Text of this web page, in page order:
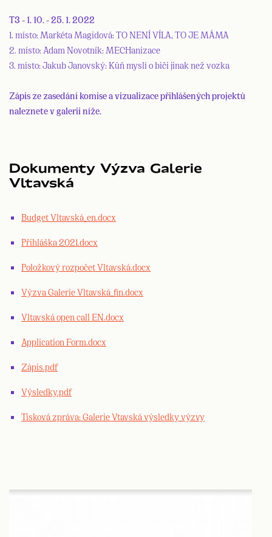
T3 - 1. 10. - 25. 1. 2022
1. místo: Markéta Magidová: TO NENÍ VÍLA, TO JE MÁMA
2. místo: Adam Novotník: MECHanizace
3. místo: Jakub Janovský: Kůň myslí o biči jinak než vozka
Zápis ze zasedání komise a vizualizace přihlášených projektů
naleznete v galerii níže.
Dokumenty Výzva Galerie
Vltavská
Budget Vltavská_en.docx
Přihláška 2021.docx
Položkový rozpočet Vltavská.docx
Výzva Galerie Vltavská_fin.docx
Vltavská open call EN.docx
Application Form.docx
Zápis.pdf
Výsledky.pdf
Tisková zpráva: Galerie Vtavská výsledky výzvy